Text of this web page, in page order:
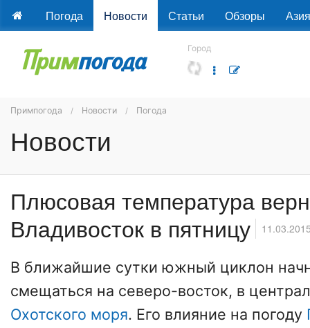
Погода Новости Статьи Обзоры Азия
Город
Примпогода Новости Погода
Новости
Плюсовая температура
Владивосток в пятницу
В ближайшие сутки южный циклон
смещаться на северо-восток, в
Охотского моря. Его влияние на погоду